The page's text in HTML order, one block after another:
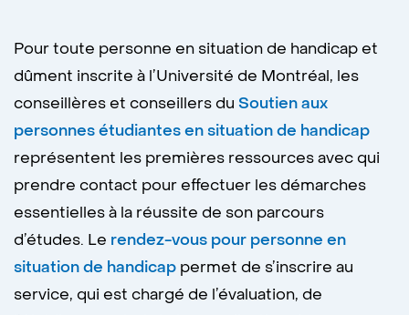
Pour toute personne en situation de handicap et
dûment inscrite à l’Université de Montréal, les
conseillères et conseillers du Soutien aux
personnes étudiantes en situation de handicap
représentent les premières ressources avec qui
prendre contact pour effectuer les démarches
essentielles à la réussite de son parcours
d’études. Le rendez-vous pour personne en
situation de handicap permet de s’inscrire au
service, qui est chargé de l’évaluation, de